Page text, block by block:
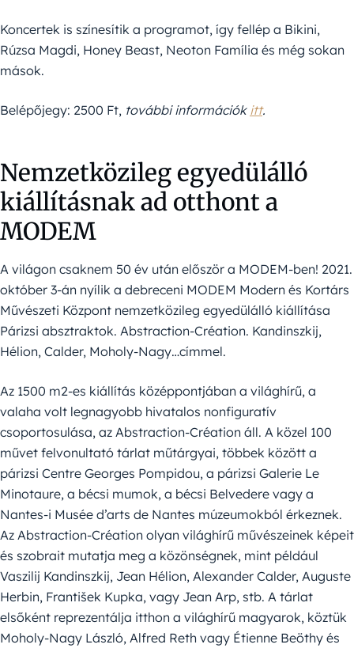
Koncertek is színesítik a programot, így fellép a Bikini,
Rúzsa Magdi, Honey Beast, Neoton Família és még sokan
mások.
Belépőjegy: 2500 Ft, további információk itt.
Nemzetközileg egyedülálló
kiállításnak ad otthont a
MODEM
A világon csaknem 50 év után először a MODEM-ben! 2021.
október 3-án nyílik a debreceni MODEM Modern és Kortárs
Művészeti Központ nemzetközileg egyedülálló kiállítása
Párizsi absztraktok. Abstraction-Création. Kandinszkij,
Hélion, Calder, Moholy-Nagy…címmel.
Az 1500 m2-es kiállítás középpontjában a világhírű, a
valaha volt legnagyobb hivatalos nonfiguratív
csoportosulása, az Abstraction-Création áll. A közel 100
művet felvonultató tárlat műtárgyai, többek között a
párizsi Centre Georges Pompidou, a párizsi Galerie Le
Minotaure, a bécsi mumok, a bécsi Belvedere vagy a
Nantes-i Musée d’arts de Nantes múzeumokból érkeznek.
Az Abstraction-Création olyan világhírű művészeinek képeit
és szobrait mutatja meg a közönségnek, mint például
Vaszilij Kandinszkij, Jean Hélion, Alexander Calder, Auguste
Herbin, František Kupka, vagy Jean Arp, stb. A tárlat
elsőként reprezentálja itthon a világhírű magyarok, köztük
Moholy-Nagy László, Alfred Reth vagy Étienne Beöthy és